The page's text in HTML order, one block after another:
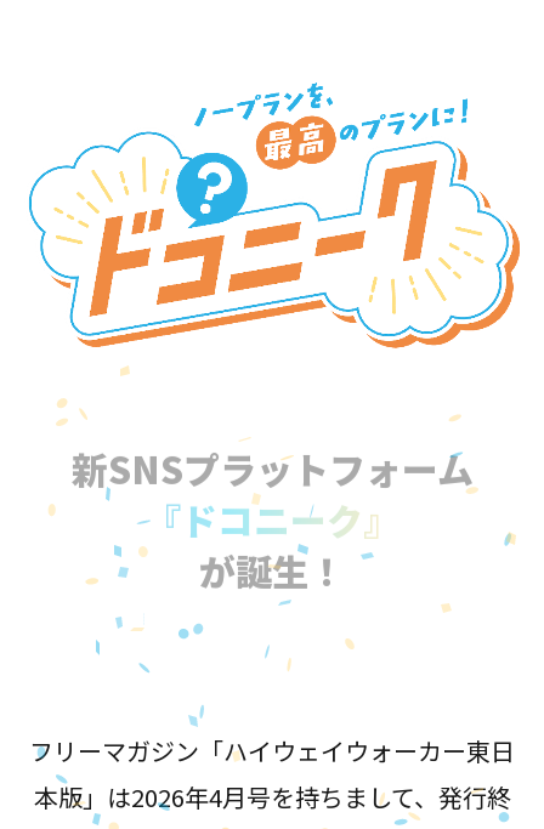
新SNSプラットフォーム
『ドコニーク』
が誕生！
フリーマガジン「ハイウェイウォーカー東日
本版」は2026年4月号を持ちまして、発行終